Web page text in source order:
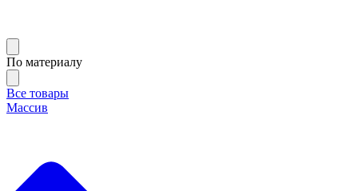
По материалу
Все товары
Массив